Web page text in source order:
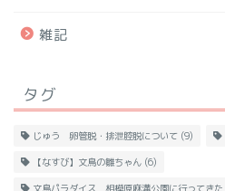
雑記
タグ
じゅう 卵管脱・排泄腔脱について (9)
【なすび】文鳥の雛ちゃん (6)
文鳥パラダイス 相模原麻溝公園に行ってきた